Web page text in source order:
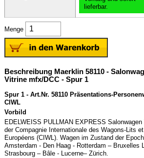
lieferbar.
Menge
Beschreibung Maerklin 58110 -
Vitrine mfx/DCC - Spur 1
Spur 1 - Art.Nr. 58110 Präsentations-
CIWL
Vorbild
EDELWEISS PULLMAN EXPRESS
der Compagnie Internationale des Wagons-Lits
Européens (CIWL). Wagen im Zustand der
Amsterdam - Den Haag - Rotterdam – Bruxelles
Strasbourg – Bâle - Lucerne– Zürich.